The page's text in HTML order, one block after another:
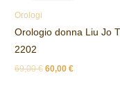
Orologi
Orologio donna Liu Jo
2202
69,00€ 60,00€